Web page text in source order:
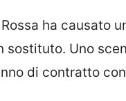
ha causato
Uno
di contratto